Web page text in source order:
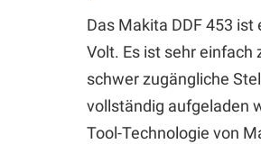
Das Makita DDF 453
Volt. Es ist sehr einfach
schwer zugängliche
vollständig aufgeladen
Tool-Technologie von